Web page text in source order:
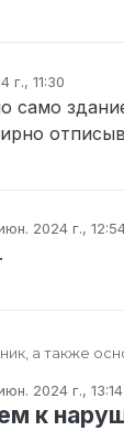
г., 11:30
само
2024 г.,
а также
(узнать
2024 г., 13:14
к